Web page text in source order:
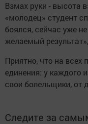
Взмах руки - высота
«молодец» студент
боялся, сейчас уже
желаемый
Приятно, что на всех
единения: у каждого
свои болельщики, от
Следите за